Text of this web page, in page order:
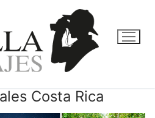
Costa Rica